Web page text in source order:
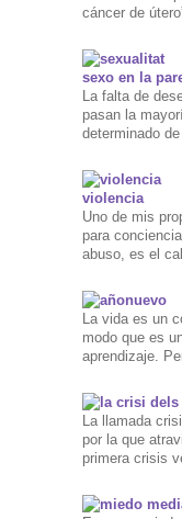
cáncer de
sexo en la
La falta de
pasan la
determinado
violencia
Uno de mis
para
abuso, es el
La vida es un
modo que es
aprendizaje.
La llamada
por la que
primera crisis